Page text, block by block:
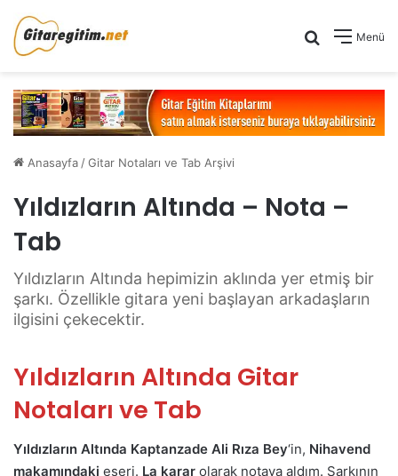
Menü
Arama yap
Anasayfa /Gitar Notaları ve Tab Arşivi
Yıldızların Altında – Nota –
Tab
Yıldızların Altında hepimizin aklında yer etmiş bir
şarkı. Özellikle gitara yeni başlayan arkadaşların
ilgisini çekecektir.
Yıldızların Altında Gitar
Notaları ve Tab
Yıldızların Altında Kaptanzade Ali Rıza Bey‘in, Nihavend
makamındaki eseri. La karar olarak notaya aldım. Şarkının